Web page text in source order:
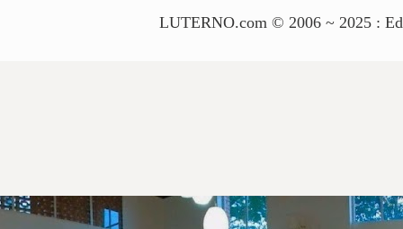
LUTERNO.com © 2006 ~ 2025 :